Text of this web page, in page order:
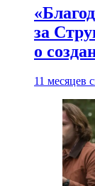
за
о
11 месяцев